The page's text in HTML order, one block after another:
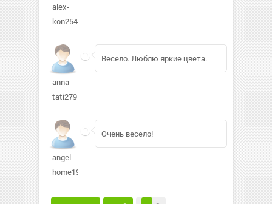
alex-
kon25425
anna-
tati279
Весело. Люблю яркие цвета.
angel-
home19
Очень весело!